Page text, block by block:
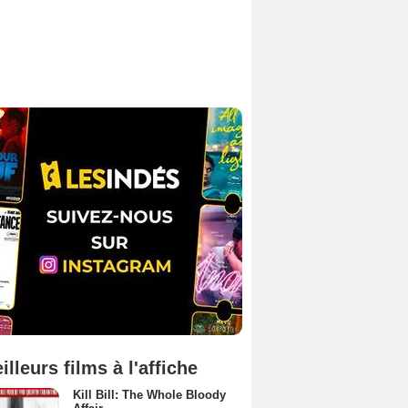
films à l'affiche
Kill Bill: The Whole Bloody